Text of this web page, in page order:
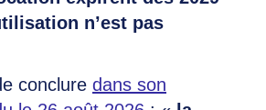
n’est pas
conclure dans son